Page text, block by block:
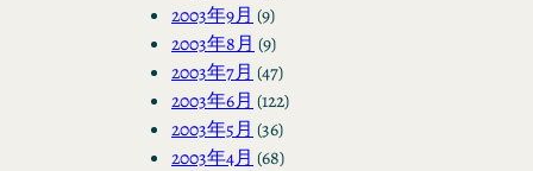
2003年9月 (9)
2003年8月 (9)
2003年7月 (47)
2003年6月 (122)
2003年5月 (36)
2003年4月 (68)